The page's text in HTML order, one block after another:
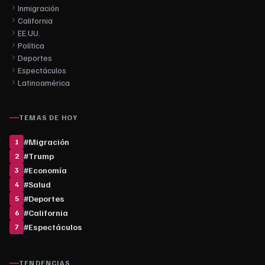
Inmigración
California
EE.UU.
Política
Deportes
Espectáculos
Latinoamérica
TEMAS DE HOY
1 #Migración
2 #Trump
3 #Economía
4 #Salud
5 #Deportes
6 #California
7 #Espectáculos
TENDENCIAS